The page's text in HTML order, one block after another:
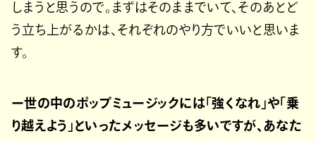
しまうと思うので。まずはそのままでいて、そのあとど
う立ち上がるかは、それぞれのやり方でいいと思いま
す。
ー世の中のポップミュージックには「強くなれ」や「乗
り越えよう」といったメッセージも多いですが、あなた